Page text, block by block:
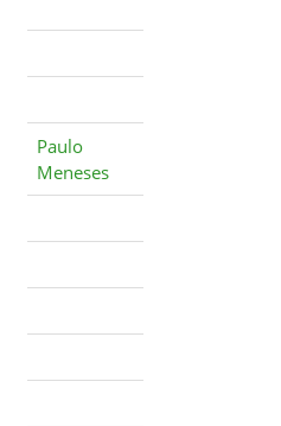
Paulo
Meneses